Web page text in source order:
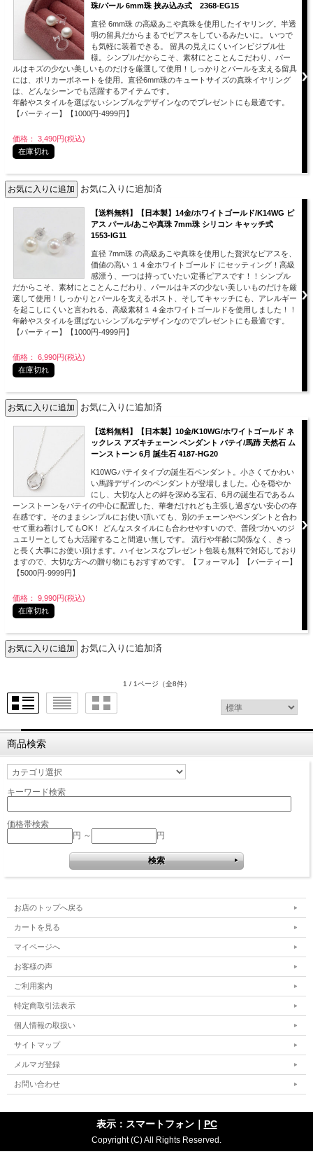
珠/パール 6mm珠 挟み込み式 2368-EG15
直径 6mm珠 の高級あこや真珠を使用したイヤリング。半透
明の留具だからまるでピアスをしているみたいに。 いつで
も気軽に装着できる。 留具の見えにくいインビジブル仕
様。シンプルだからこそ、素材にとことんこだわり、パー
ルはキズの少ない美しいものだけを厳選して使用！しっかりとパールを支える留具
には、ポリカーボネートを使用。直径6mm珠のキュートサイズの真珠イヤリング
は、どんなシーンでも活躍するアイテムです。
年齢やスタイルを選ばないシンプルなデザインなのでプレゼントにも最適です。
【パーティー】【1000円-4999円】
価格： 3,490円(税込)
在庫切れ
お気に入りに追加済
【送料無料】【日本製】14金/ホワイトゴールド/K14WG ピ
アス パール/あこや真珠 7mm珠 シリコン キャッチ式
1553-IG11
直径 7mm珠 の高級あこや真珠を使用した贅沢なピアスを、
価値の高い １４金ホワイトゴールド にセッティング！高級
感漂う、一つは持っていたい定番ピアスです！！シンプル
だからこそ、素材にとことんこだわり、パールはキズの少ない美しいものだけを厳
選して使用！しっかりとパールを支えるポスト、そしてキャッチにも、アレルギー
を起こしにくいと言われる、高級素材１４金ホワイトゴールドを使用しました！！
年齢やスタイルを選ばないシンプルなデザインなのでプレゼントにも最適です。
【パーティー】【1000円-4999円】
価格： 6,990円(税込)
在庫切れ
お気に入りに追加済
【送料無料】【日本製】10金/K10WG/ホワイトゴールド ネ
ックレス アズキチェーン ペンダント バテイ/馬蹄 天然石 ム
ーンストーン 6月 誕生石 4187-HG20
K10WGバテイタイプの誕生石ペンダント。小さくてかわい
い馬蹄デザインのペンダントが登場しました。心を穏やか
にし、大切な人との絆を深める宝石、6月の誕生石であるム
ーンストーンをバテイの中心に配置した、華奢だけれども主張し過ぎない安心の存
在感です。そのままシンプルにお使い頂いても、別のチェーンやペンダントと合わ
せて重ね着けしてもOK！ どんなスタイルにも合わせやすいので、普段づかいのジ
ュエリーとしても大活躍すること間違い無しです。 流行や年齢に関係なく、きっ
と長く大事にお使い頂けます。ハイセンスなプレゼント包装も無料で対応しており
ますので、大切な方への贈り物にもおすすめです。【フォーマル】【パーティー】
【5000円-9999円】
価格： 9,990円(税込)
在庫切れ
お気に入りに追加済
1 / 1ページ （全8件）
商品検索
キーワード検索
価格帯検索
円 ～
円
お店のトップへ戻る
カートを見る
マイページへ
お客様の声
ご利用案内
特定商取引法表示
個人情報の取扱い
サイトマップ
メルマガ登録
お問い合わせ
表示：スマートフォン｜ PC
Copyright (C) All Rights Reserved.